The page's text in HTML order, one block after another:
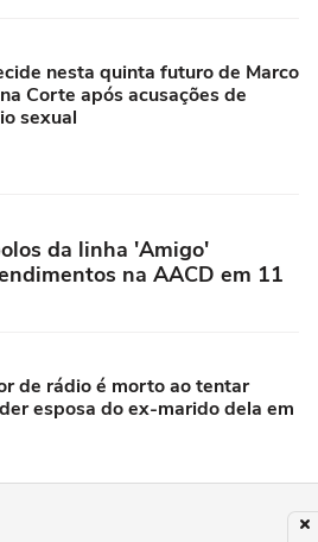
nesta quinta futuro de Marco
Corte após acusações de
sexual
da linha 'Amigo'
na AACD em 11
de rádio é morto ao tentar
esposa do ex-marido dela em